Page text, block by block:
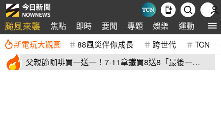
颱風來襲 焦點 即時 要聞 專題 娛樂 運動 全球
新電玩大觀園 88風災伴你成長 跨世代 TCN
父親節咖啡買一送一！7-11拿鐵買8送8「最後一